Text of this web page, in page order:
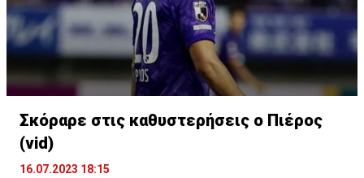
Η δημοσίευση κοινοποιήθηκε από το χρήστη David Beckham
Σκόραρε στις καθυστερήσεις ο Πιέρος
(vid)
16.07.2023 18:15